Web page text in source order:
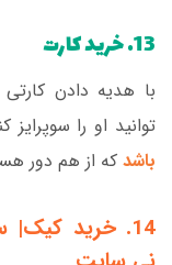
13. خرید کارت
با هدیه دادن
توانید او را سوپرایز
باشدکه از هم دور
14. خرید کیک|